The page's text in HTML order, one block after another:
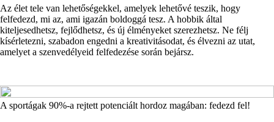
Az élet tele van lehetőségekkel, amelyek lehetővé teszik, hogy
felfedezd, mi az, ami igazán boldoggá tesz. A hobbik által
kiteljesedhetsz, fejlődhetsz, és új élményeket szerezhetsz. Ne félj
kísérletezni, szabadon engedni a kreativitásodat, és élvezni az utat,
amelyet a szenvedélyeid felfedezése során bejársz.
A sportágak 90%-a rejtett potenciált hordoz magában: fedezd fel!